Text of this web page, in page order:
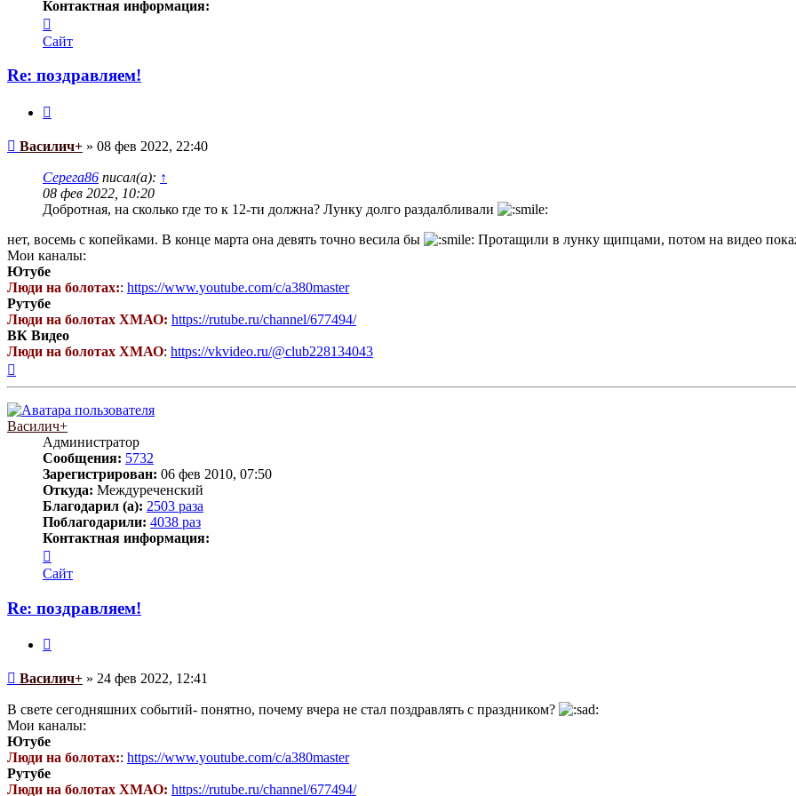
Контактная информация:
информация
пользователя
Сайт
Re: поздравляем!
Сообщение
Василич+ » 08 фев 2022, 22:40
Серега86 писал(а): ↑
08 фев 2022, 10:20
Добротная, на сколько где то к 12-ти должна? Лунку долго раздалбливали
нет, восемь с копейками. В конце марта она девять точно весила бы
Протащили в лунку щипцами, потом на видео
Мои каналы:
Ютубе
Люди на болотах:: https://www.youtube.com/c/a380master
Рутубе
Люди на болотах ХМАО: https://rutube.ru/channel/677494/
ВК Видео
Люди на болотах ХМАО: https://vkvideo.ru/@club228134043
Василич+
Администратор
Сообщения: 5732
Зарегистрирован: 06 фев 2010, 07:50
Откуда: Междуреченский
Благодарил (а): 2503 раза
Поблагодарили: 4038 раз
Контактная информация:
информация
пользователя
Сайт
Re: поздравляем!
Сообщение
Василич+ » 24 фев 2022, 12:41
В свете сегодняшних событий- понятно, почему вчера не стал поздравлять с праздником?
Мои каналы:
Ютубе
Люди на болотах:: https://www.youtube.com/c/a380master
Рутубе
Люди на болотах ХМАО: https://rutube.ru/channel/677494/